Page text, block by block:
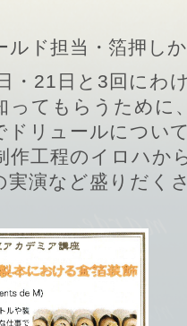
ールド担当・箔押し
ってもらうために
ドリュールについ
作工程のイロハか
実演など盛りだく